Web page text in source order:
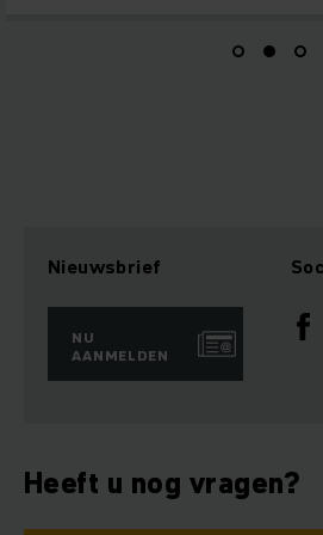
Nieuwsbrief
NU
AANMELDEN
Heeft u nog vragen?